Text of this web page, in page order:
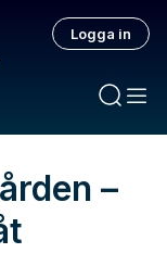
Logga in
–